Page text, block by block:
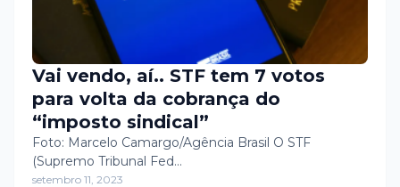
Vai vendo, aí.. STF tem 7 votos
para volta da cobrança do
“imposto sindical”
Foto: Marcelo Camargo/Agência Brasil O STF
(Supremo Tribunal Fed…
setembro 11, 2023